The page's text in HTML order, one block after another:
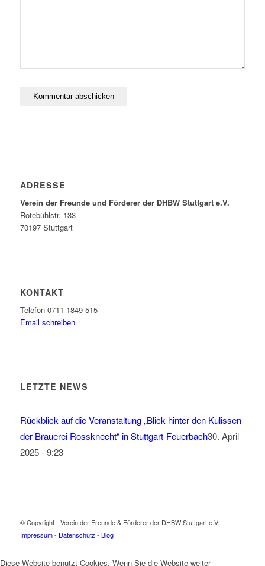
ADRESSE
Verein der Freunde und Förderer der DHBW Stuttgart e.V.
Rotebühlstr. 133
70197 Stuttgart
KONTAKT
Telefon 0711 1849-515
Email schreiben
LETZTE NEWS
Rückblick auf die Veranstaltung „Blick hinter den Kulissen
der Brauerei Rossknecht“ in Stuttgart-Feuerbach30. April
2025 - 9:23
© Copyright - Verein der Freunde & Förderer der DHBW Stuttgart e.V. -
Impressum- Datenschutz - Blog
Diese Website benutzt Cookies. Wenn Sie die Website weiter